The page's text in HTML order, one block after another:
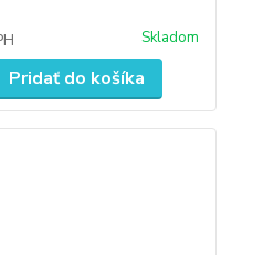
Skladom
Pridať do košíka